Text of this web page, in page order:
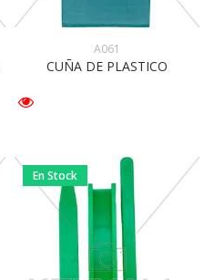
A061
CUÑA DE PLASTICO
En Stock